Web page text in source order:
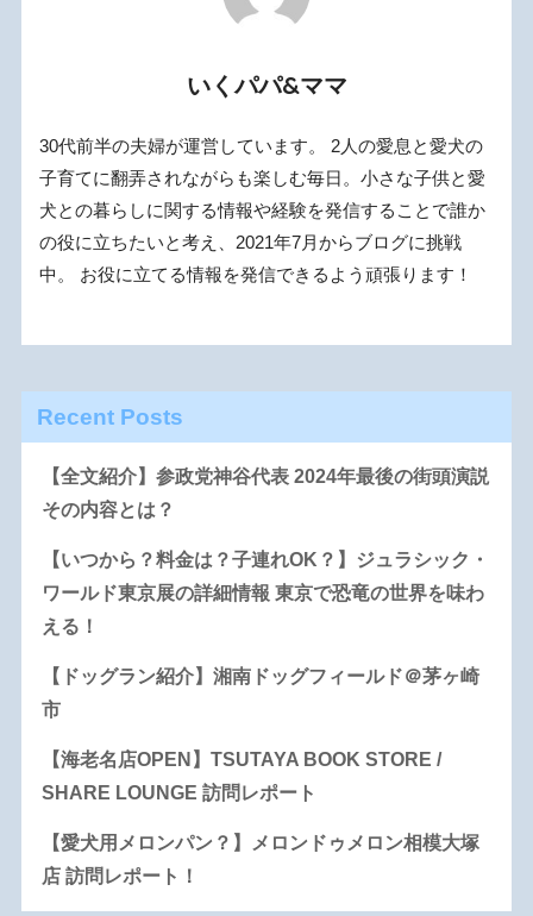
いくパパ&ママ
30代前半の夫婦が運営しています。 2人の愛息と愛犬の
子育てに翻弄されながらも楽しむ毎日。小さな子供と愛
犬との暮らしに関する情報や経験を発信することで誰か
の役に立ちたいと考え、2021年7月からブログに挑戦
中。 お役に立てる情報を発信できるよう頑張ります！
Recent Posts
【全文紹介】参政党神谷代表 2024年最後の街頭演説
その内容とは？
【いつから？料金は？子連れOK？】ジュラシック・
ワールド東京展の詳細情報 東京で恐竜の世界を味わ
える！
【ドッグラン紹介】湘南ドッグフィールド＠茅ヶ崎
市
【海老名店OPEN】TSUTAYA BOOK STORE /
SHARE LOUNGE 訪問レポート
【愛犬用メロンパン？】メロンドゥメロン相模大塚
店 訪問レポート！